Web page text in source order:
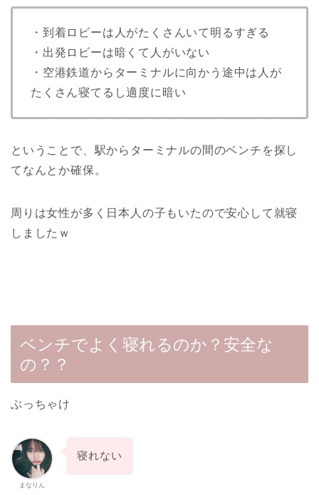
・到着ロビーは人がたくさんいて明るすぎる
・出発ロビーは暗くて人がいない
・空港鉄道からターミナルに向かう途中は人が
たくさん寝てるし適度に暗い
ということで、駅からターミナルの間のベンチを探し
てなんとか確保。
周りは女性が多く日本人の子もいたので安心して就寝
しましたｗ
ベンチでよく寝れるのか？安全な
の？？
ぶっちゃけ
まなりん
寝れない